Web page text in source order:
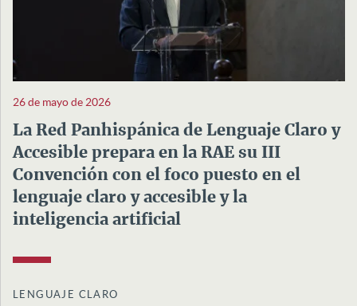
26 de mayo de 2026
La Red Panhispánica de Lenguaje Claro y
Accesible prepara en la RAE su III
Convención con el foco puesto en el
lenguaje claro y accesible y la
inteligencia artificial
LENGUAJE CLARO